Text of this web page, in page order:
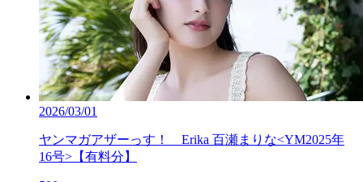
2026/03/01
ヤンマガアザーっす！ Erika 百瀬まりな<YM2025年
16号>【有料分】